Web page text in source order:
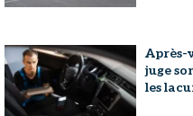
Après-
juge
les